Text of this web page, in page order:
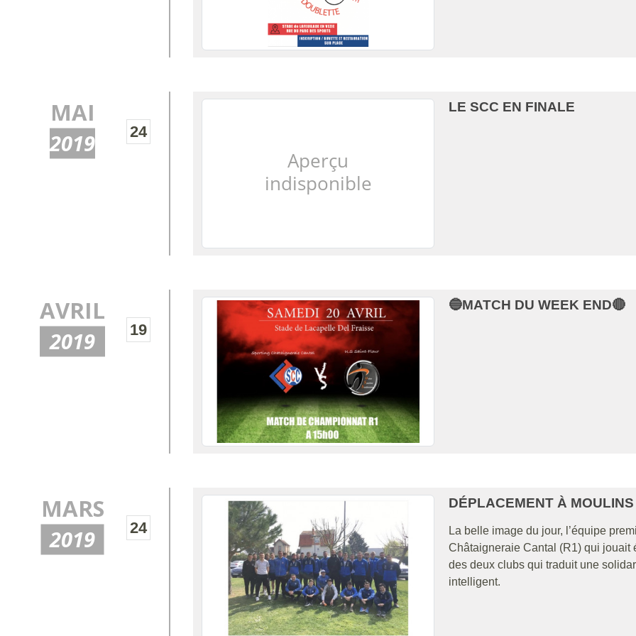
MAI
2019 24
LE SCC EN FINALE
AVRIL
2019 19
🔵MATCH DU WEEK END🔴
MARS
2019 24
DÉPLACEMENT À MOULINS
La belle image du jour, l’équipe
Châtaigneraie Cantal (R1) qui
des deux clubs qui traduit une
intelligent.